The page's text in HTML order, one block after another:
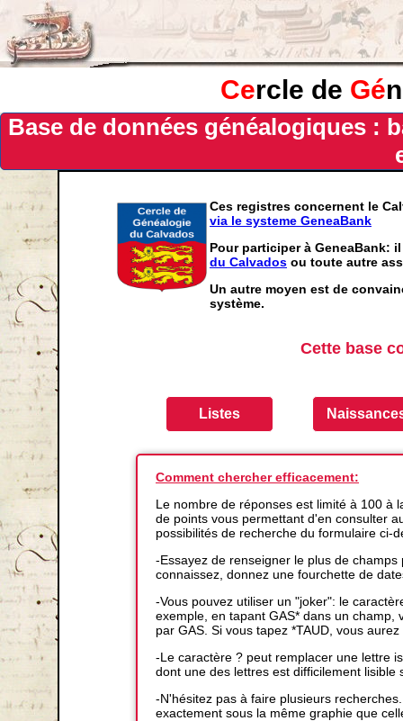
Cercle de Gé
Base de données généalogiques :
Ces registres concernent le
via le systeme GeneaBank
Pour participer à GeneaBank:
du Calvados ou toute autre
Un autre moyen est de
système.
Cette base
Comment chercher efficacement:
Le nombre de réponses est limité à 100 à
de points vous permettant d'en consulter
possibilités de recherche du formulaire ci-
-Essayez de renseigner le plus de
connaissez, donnez une fourchette de
-Vous pouvez utiliser un "joker": le
exemple, en tapant GAS* dans un
par GAS. Si vous tapez *TAUD, vous
-Le caractère ? peut remplacer une lettre
dont une des lettres est difficilement lisible
-N'hésitez pas à faire plusieurs
exactement sous la même graphie que